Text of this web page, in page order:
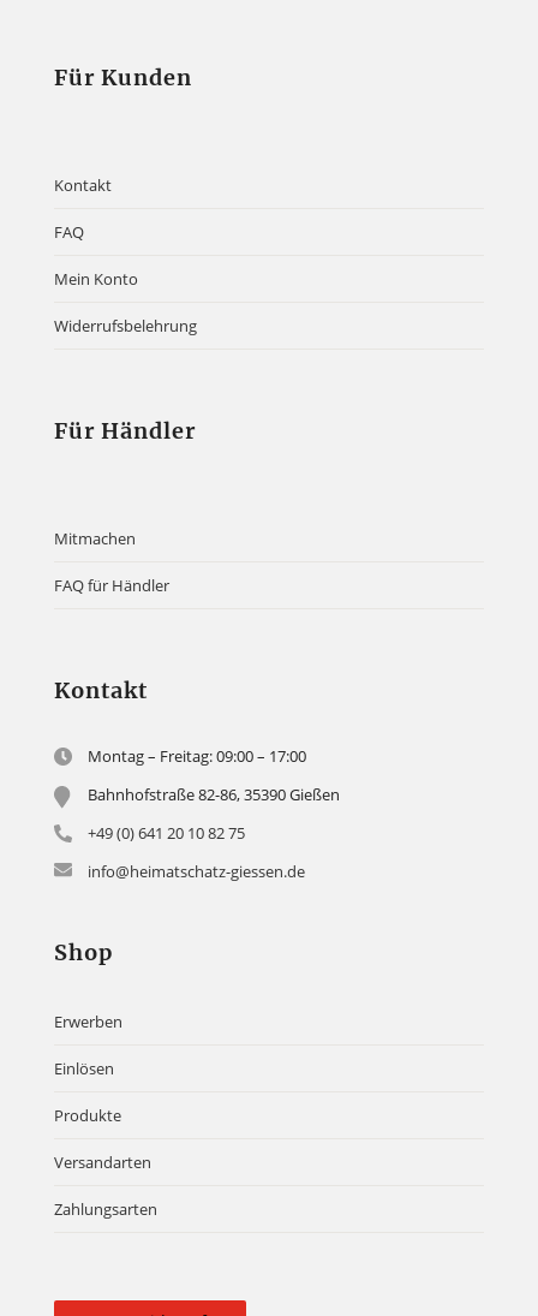
Für Kunden
Kontakt
FAQ
Mein Konto
Widerrufsbelehrung
Für Händler
Mitmachen
FAQ für Händler
Kontakt
Montag – Freitag: 09:00 – 17:00
Bahnhofstraße 82-86, 35390 Gießen
+49 (0) 641 20 10 82 75
info@heimatschatz-giessen.de
Shop
Erwerben
Einlösen
Produkte
Versandarten
Zahlungsarten